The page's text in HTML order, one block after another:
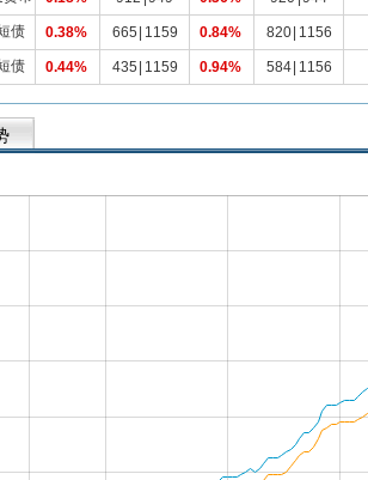
债 0.38% 665 1159 0.84% 820 1156
债 0.44% 435 1159 0.94% 584 1156